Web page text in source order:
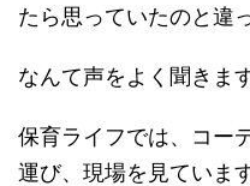
たら思っていたのと違
なんて声をよく聞きます
保育ライフでは、コー
運び、現場を見ています